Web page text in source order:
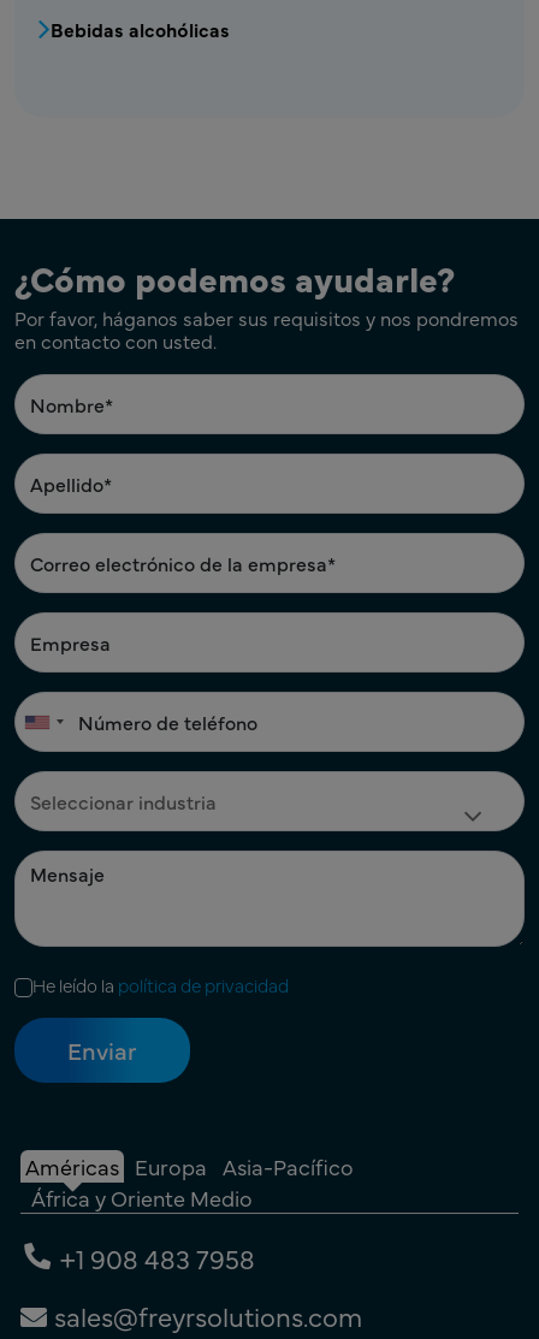
Bebidas alcohólicas
¿Cómo podemos ayudarle?
Por favor, háganos saber sus requisitos y nos pondremos
en contacto con usted.
He leído la política de privacidad
Américas Europa Asia-Pacífico
África y Oriente Medio
+1 908 483 7958
sales@freyrsolutions.com